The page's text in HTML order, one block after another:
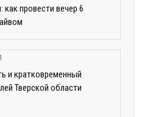
провести вечер 6
и кратковременный
Тверской области